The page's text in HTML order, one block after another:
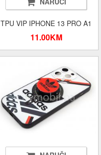
TPU VIP IPHONE 13 PRO A1
11.00KM